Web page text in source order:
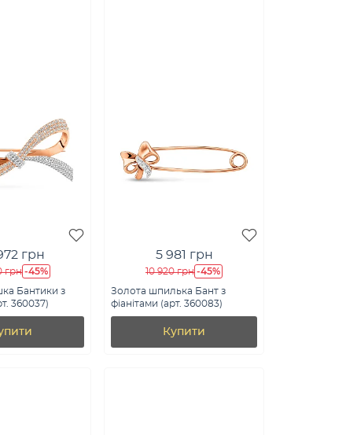
грн
грн -45%
Бантики з
360037)
5 981 грн
10 920 грн -45%
Золота шпилька Бант з
фіанітами (арт. 360083)
Купити